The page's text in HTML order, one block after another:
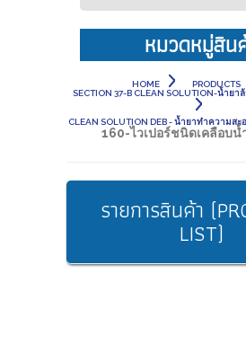
หมวดหมู่สิน
HOME
PRODUCTS
SECTION 37-B CLEAN SOLUTION-น้ำย
CLEAN SOLUTION DEB - น้ำยาทำความสะ
160-ไวเปอร์ชนิดเคลือบน้
รายการสินค้า
LIST)